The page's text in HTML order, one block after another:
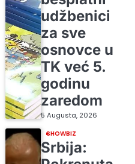
udžbenici
za sve
osnovce u
TK već 5.
godinu
zaredom
5 Augusta, 2026
SHOWBIZ
Srbija: